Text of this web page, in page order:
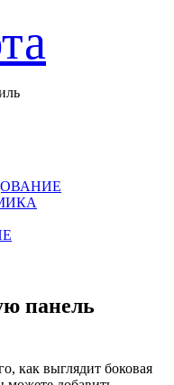
панель
как выглядит боковая